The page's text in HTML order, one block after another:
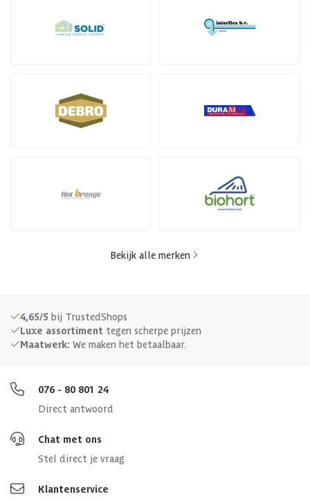
Bekijk alle merken
4,65/5 bij TrustedShops
Luxe assortiment tegen scherpe prijzen
Maatwerk: We maken het betaalbaar.
076 - 80 801 24
Direct antwoord
Chat met ons
Stel direct je vraag
Klantenservice